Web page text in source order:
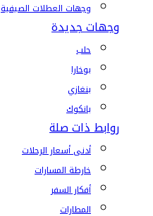
وجهات العطلات الصيفية
وجهات جديدة
حلب
بوخارا
بنغازي
بانكوك
روابط ذات صلة
أدنى أسعار الرحلات
خارطة المسارات
أفكار السفر
المطارات